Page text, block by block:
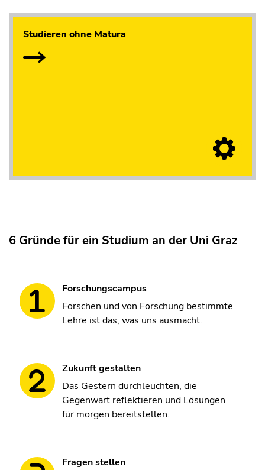
Studieren ohne Matura
6 Gründe für ein Studium an der Uni Graz
Forschungscampus
Forschen und von Forschung bestimmte
Lehre ist das, was uns ausmacht.
Zukunft gestalten
Das Gestern durchleuchten, die
Gegenwart reflektieren und Lösungen
für morgen bereitstellen.
Fragen stellen